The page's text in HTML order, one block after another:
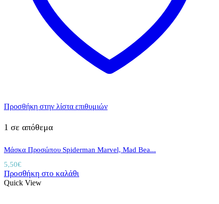
Προσθήκη στην λίστα επιθυμιών
1 σε απόθεμα
Μάσκα Προσώπου Spiderman Marvel, Mad Bea...
5,50€
Προσθήκη στο καλάθι
Quick View